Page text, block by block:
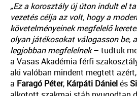
„Ez a korosztály új úton indult el
vezetés célja az volt, hogy a
követelményeinek megfelelő
olyan játékosokat válogasson be,
legjobban megfelelnek– tudtuk
a Vasas Akadémia férfi
aki valóban mindent megtett
a Faragó Péter, Kárpáti Dánielés